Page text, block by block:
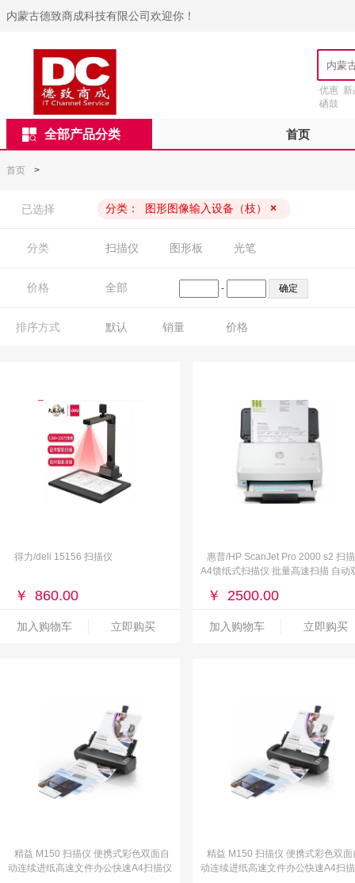
内蒙古德致商成科技有限公司欢迎你！
优惠 新
硒鼓
全部产品分类 首页
首页 >
已选择 分类： 图形图像输入设备（枝） ×
分类 扫描仪 图形板 光笔
价格 全部 -
排序方式 默认 销量 价格
得力/deli 15156 扫描仪
￥ 860.00
加入购物车 立即购买
惠普/HP ScanJet Pro 2000 s2 扫
A4馈纸式扫描仪 批量高速扫描 自动
￥ 2500.00
加入购物车 立即购买
精益 M150 扫描仪 便携式彩色双面自
动连续进纸高速文件办公快速A4扫描仪
精益 M150 扫描仪 便携式彩色双面
动连续进纸高速文件办公快速A4扫